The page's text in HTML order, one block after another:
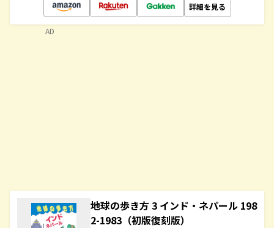
詳細を見る
地球の歩き方 3 インド・ネパール 198
2-1983（初版復刻版）
AD